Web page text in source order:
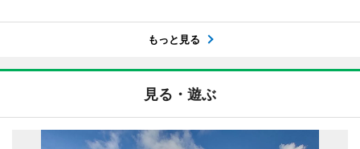
もっと見る
見る・遊ぶ